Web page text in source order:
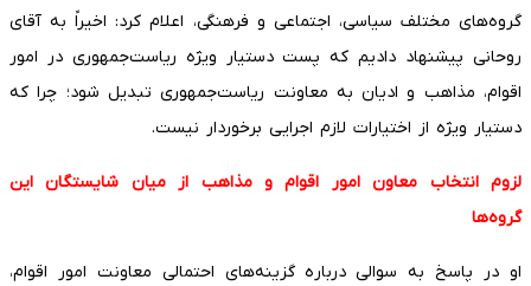
گروه‌های مختلف سیاسی، اجتماعی و فرهنگی، اعلام کرد: اخیراً به آقای
روحانی پیشنهاد دادیم که پست دستیار ویژه ریاست‌جمهوری در امور
اقوام، مذاهب و ادیان به معاونت ریاست‌جمهوری تبدیل شود؛ چرا که
دستیار ویژه از اختیارات لازم اجرایی برخوردار نیست.
لزوم انتخاب معاون امور اقوام و مذاهب از میان شایستگان این
گروه‌ها
او در پاسخ به سوالی درباره گزینه‌های احتمالی معاونت امور اقوام،